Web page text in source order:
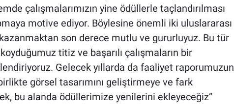
çalışmalarımızın yine ödüllerle taçlandırılması
motive ediyor. Böylesine önemli iki uluslararası
son derece mutlu ve gururluyuz. Bu tür
titiz ve başarılı çalışmaların bir
Gelecek yıllarda da faaliyet raporumuzun
görsel tasarımını geliştirmeye ve fark
bu alanda ödüllerimize yenilerini ekleyeceğiz”